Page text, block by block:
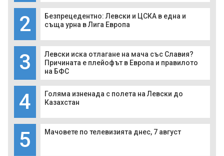
2
Безпрецедентно: Левски и ЦСКА в една и
съща урна в Лига Европа
3
Левски иска отлагане на мача със Славия?
Причината е плейофът в Европа и правилото
на БФС
4
Голяма изненада с полета на Левски до
Казахстан
5 Мачовете по телевизията днес, 7 август